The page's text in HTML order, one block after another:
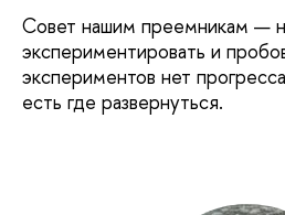
Совет нашим преемникам —
экспериментировать и
экспериментов нет
есть где развернуться.